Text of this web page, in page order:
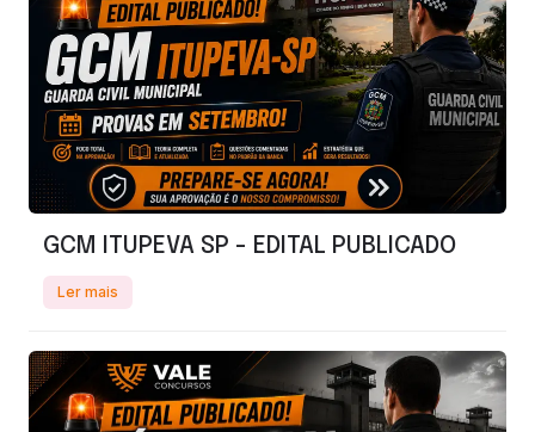
GCM ITUPEVA SP - EDITAL PUBLICADO
Ler mais